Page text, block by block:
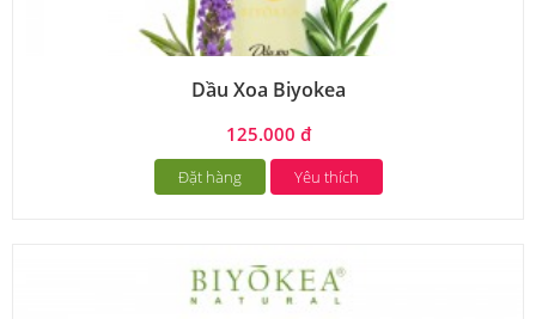
Dầu Xoa Biyokea
125.000 đ
Đặt hàng Yêu thích